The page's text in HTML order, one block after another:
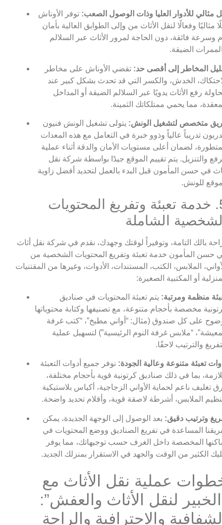
مثالي للأدوار العليا وذات الوصول الصعب: توفر الأوناش
مثاليًا وفعالًا لنقل الأثاث من وإلى الطوابق العالية بأمان
وسرعة فائقة، دون الحاجة لمرور الأثاث عبر السلالم
الضيقة.
المخاطر إلى أقصى حد: تقضي الأوناش على مخاطر
الخدش، والكسر التي قد تحدث بشكل كبير عند
رفع الأثاث يدويًا عبر السلالم الضيقة أو المداخل
مما يحمي ممتلكاتك الثمينة.
متخصص لتشغيل الونش: يتولى تشغيل الونش فنيون
تدريباً عالياً وذوو خبرة في التعامل مع هذه المعدات
لضمان أعلى مستويات الأمان والدقة أثناء عملية
والتنزيل. يتم تقييم الموقع جيدًا بواسطة شركة نقل
في حسن المأمون قبل البدء بالعمل لتحديد أفضل زاوية
للونش.
5. خدمة تعبئة وتفريغ المحتويات
الشاملة
بالك التامة، وتوفيراً لوقتك وجهدك، نقدم في شركة نقل أثاث
حسن المأمون خدمة تعبئة وتفريغ المحتويات الشخصية من
الملابس، الكتب، المستندات، الأدوات، وغيرها من المقتنيات
أو المكتبية الصغيرة:
منظمة ومرتبة: يتم تعبئة المحتويات في صناديق
مخصصة بأحجام متنوعة، مع تصنيفها وكتابة محتوياتها
على كل صندوق (مثال: “أواني مطبخ”، “كتب غرفة
“ملابس غرفة النوم الرئيسية”) لتسهيل عملية
والترتيب لاحقًا.
تعبئة متنوعة وعالية الجودة: نوفر جميع أدوات التعبئة
بما في ذلك صناديق كرتونية قوية بأحجام مختلفة،
تغليف ناعم لحماية الأواني الزجاجية، أكياس بلاستيكية
الملابس، أشرطة لاصقة قوية، وأقلام تحديد واضحة.
وترتيب دقيق: بعد الوصول إلى الوجهة الجديدة، يمكن
المساعدة في تفريغ الصناديق ووضع المحتويات في
المخصصة داخل الغرف حسب توجيهاتك، مما يوفر
الكثير من الوقت والجهد في الاستقرار بمنزلك الجديد.
عملية نقل الأثاث مع
لنقل الأثاث والعفش”:
والاحترافية والراحة